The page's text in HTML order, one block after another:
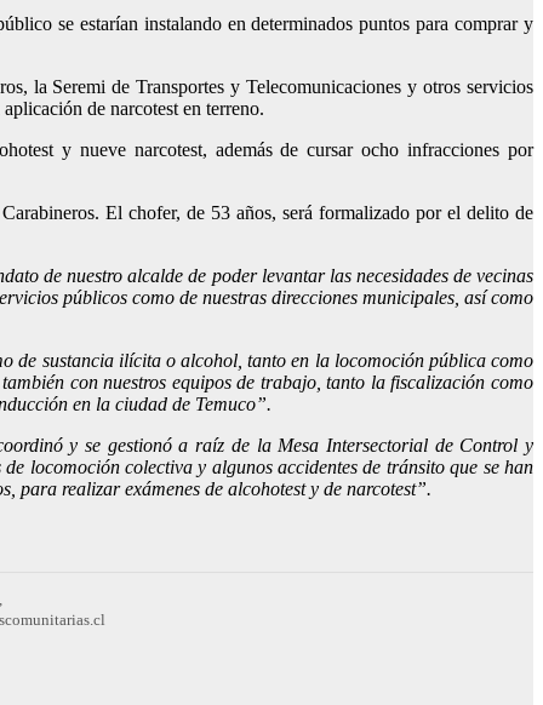
se estarían instalando en determinados puntos para comprar y
la Seremi de Transportes y Telecomunicaciones y otros servicios
de narcotest en terreno.
y nueve narcotest, además de cursar ocho infracciones por
El chofer, de 53 años, será formalizado por el delito de
de nuestro alcalde de poder levantar las necesidades de vecinas
públicos como de nuestras direcciones municipales, así como
de sustancia ilícita o alcohol, tanto en la locomoción pública como
con nuestros equipos de trabajo, tanto la fiscalización como
en la ciudad de Temuco”.
y se gestionó a raíz de la Mesa Intersectorial de Control y
locomoción colectiva y algunos accidentes de tránsito que se han
para realizar exámenes de alcohotest y de narcotest”.